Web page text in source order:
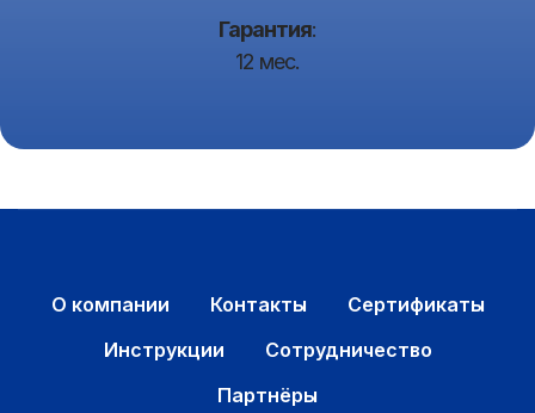
Гарантия:
12 мес.
О компании Контакты
Сертификаты
Инструкции
Сотрудничество
Партнёры